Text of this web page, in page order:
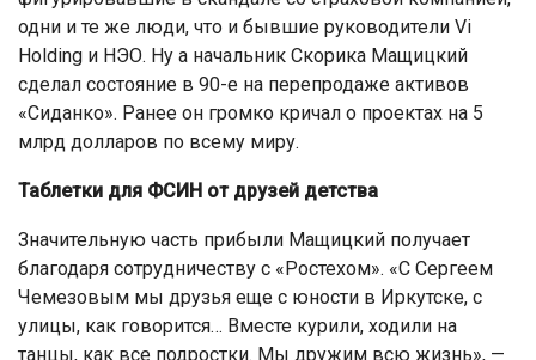
одни и те же люди, что и бывшие руководители Vi
Holding и НЭО. Ну а начальник Скорика Мащицкий
сделал состояние в 90-е на перепродаже активов
«Сиданко». Ранее он громко кричал о проектах на 5
млрд долларов по всему миру.
Таблетки для ФСИН от друзей детства
Значительную часть прибыли Мащицкий получает
благодаря сотрудничеству с «Ростехом». «С Сергеем
Чемезовым мы друзья еще с юности в Иркутске, с
улицы, как говорится… Вместе курили, ходили на
танцы, как все подростки. Мы дружим всю жизнь», —